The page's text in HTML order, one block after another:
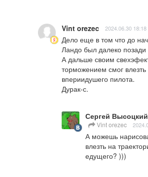
Vint orezec 2024.06.30 18:18
Дело еще в том что до
Ландо был далеко
А дальше своим
торможением смог
впериидушего пилота.
Дурак-с.
Сергей Высоцкий
Vint orezec
А можешь
влезть на
едущего? )))